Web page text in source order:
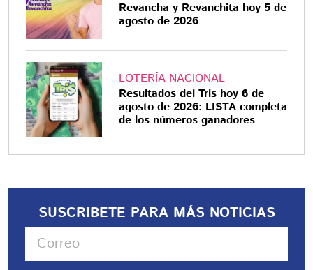
Revancha y Revanchita hoy 5 de
agosto de 2026
LOTERÍA NACIONAL
Resultados del Tris hoy 6 de
agosto de 2026: LISTA completa
de los números ganadores
SUSCRIBETE PARA MÁS NOTICIAS